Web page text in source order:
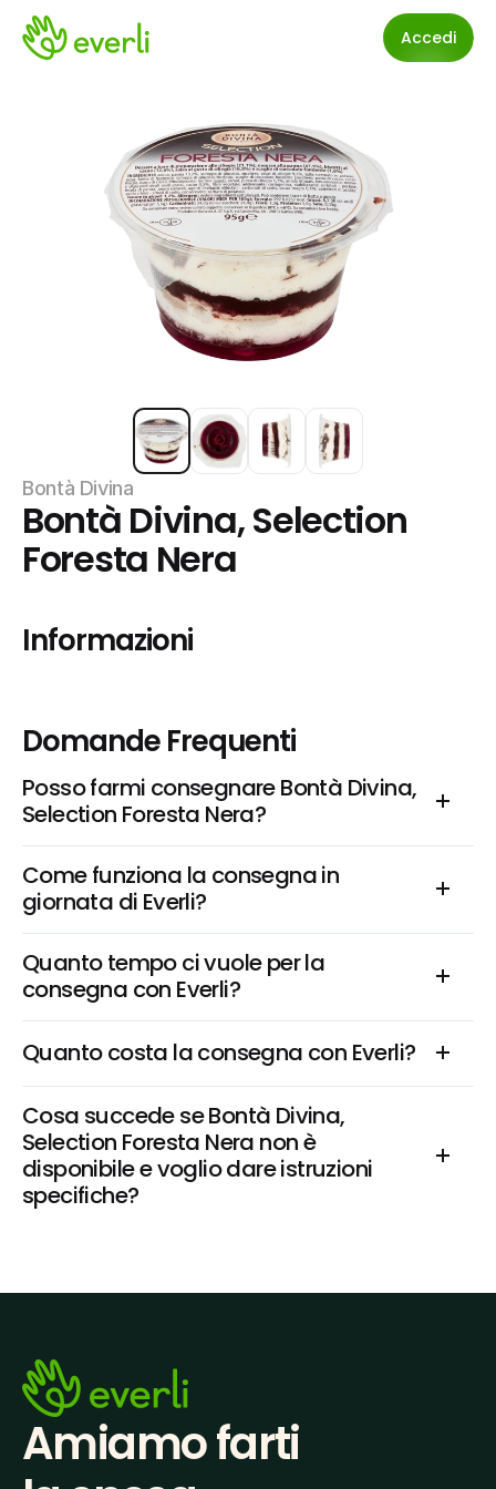
Accedi
Bontà Divina
Bontà Divina, Selection
Foresta Nera
Informazioni
Domande Frequenti
Posso farmi consegnare Bontà Divina,
Selection Foresta Nera?
Come funziona la consegna in
giornata di Everli?
Quanto tempo ci vuole per la
consegna con Everli?
Quanto costa la consegna con Everli?
Cosa succede se Bontà Divina,
Selection Foresta Nera non è
disponibile e voglio dare istruzioni
specifiche?
Amiamo farti